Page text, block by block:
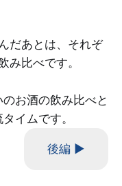
だあとは、それぞ
み比べです。
お酒の飲み比べと
イムです。
後編 ▶